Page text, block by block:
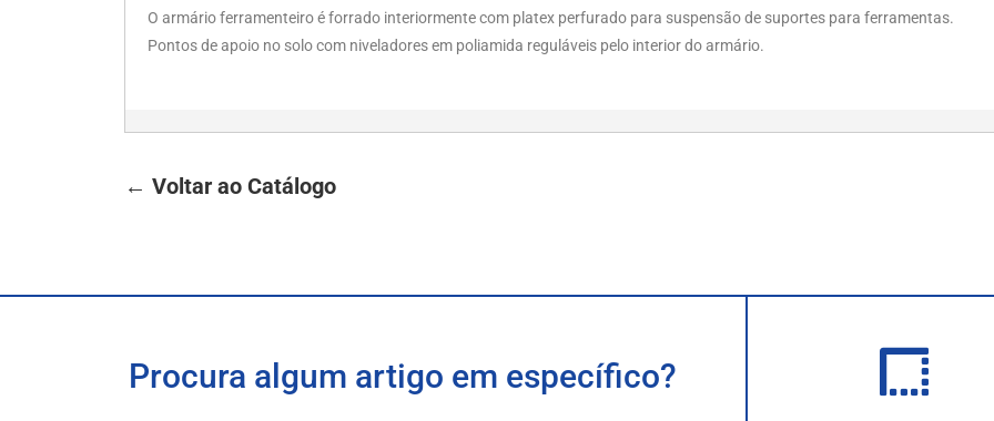
O armário ferramenteiro é forrado interiormente com platex perfurado para suspensão de suportes para ferramentas.
Pontos de apoio no solo com niveladores em poliamida reguláveis pelo interior do armário.
← Voltar ao Catálogo
Procura algum artigo em específico?